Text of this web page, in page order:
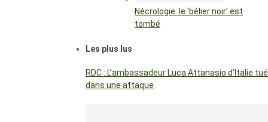
Nécrologie: le ‘bélier noir’ est
tombé
Les plus lus
RDC : L’ambassadeur Luca Attanasio d’Italie tué
dans une attaque